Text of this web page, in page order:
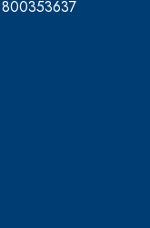
800353637